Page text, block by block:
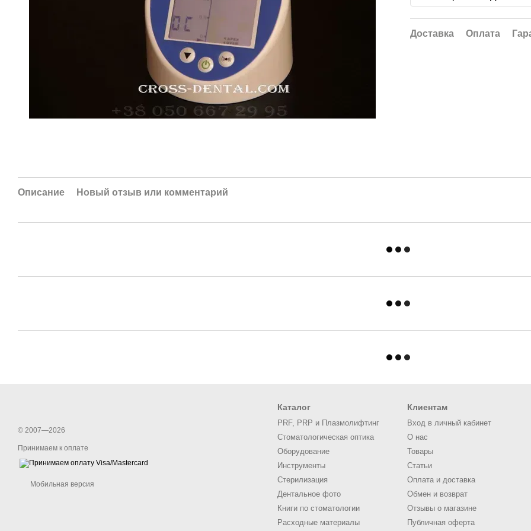
Доставка Оплата
Описание Новый отзыв или комментарий
© 2007—2026
Принимаем к оплате
Мобильная версия
Каталог
PRF, PRP и Плазмолифтинг
Стоматологическая оптика
Оборудование
Инструменты
Стерилизация
Дентальное фото
Книги по стоматологии
Расходные материалы
Клиентам
Вход в личный кабинет
О нас
Товары
Статьи
Оплата и доставка
Обмен и возврат
Отзывы о магазине
Публичная оферта